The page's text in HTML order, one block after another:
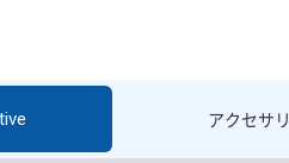
アクセサ